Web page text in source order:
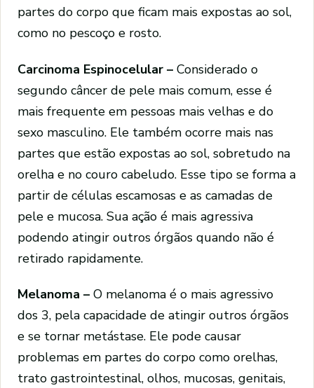
partes do corpo que ficam mais expostas ao sol,
como no pescoço e rosto.
Carcinoma Espinocelular – Considerado o
segundo câncer de pele mais comum, esse é
mais frequente em pessoas mais velhas e do
sexo masculino. Ele também ocorre mais nas
partes que estão expostas ao sol, sobretudo na
orelha e no couro cabeludo. Esse tipo se forma a
partir de células escamosas e as camadas de
pele e mucosa. Sua ação é mais agressiva
podendo atingir outros órgãos quando não é
retirado rapidamente.
Melanoma – O melanoma é o mais agressivo
dos 3, pela capacidade de atingir outros órgãos
e se tornar metástase. Ele pode causar
problemas em partes do corpo como orelhas,
trato gastrointestinal, olhos, mucosas, genitais,